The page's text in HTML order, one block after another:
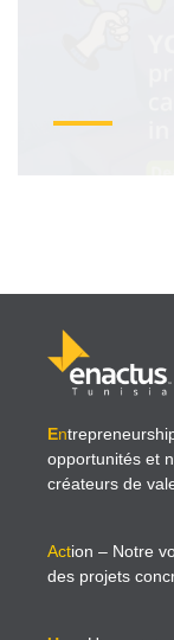
En
opportunités et
créateurs de
Action – Notre
des projets